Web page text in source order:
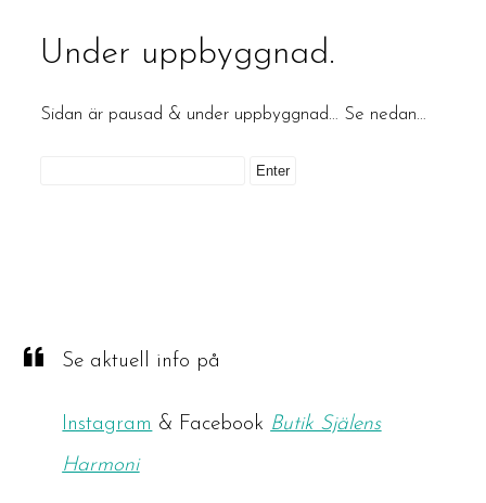
Under uppbyggnad.
Sidan är pausad & under uppbyggnad… Se nedan…
Se aktuell info på
Instagram & Facebook Butik Själens
Harmoni